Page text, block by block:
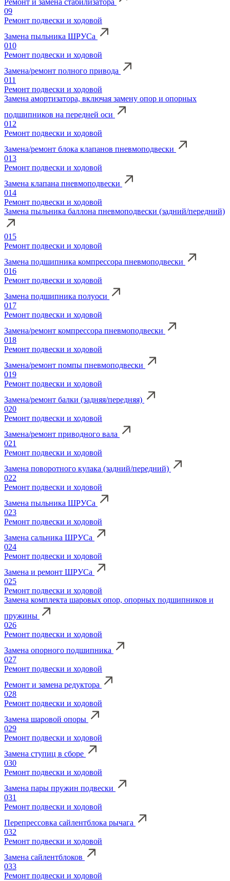
Ремонт и замена стабилизатора
09
Ремонт подвески и ходовой
Замена пыльника ШРУСа
010
Ремонт подвески и ходовой
Замена/ремонт полного привода
011
Ремонт подвески и ходовой
Замена амортизатора, включая замену опор и опорных
подшипников на передней оси
012
Ремонт подвески и ходовой
Замена/ремонт блока клапанов пневмоподвески
013
Ремонт подвески и ходовой
Замена клапана пневмоподвески
014
Ремонт подвески и ходовой
Замена пыльника баллона пневмоподвески (задний/передний)
015
Ремонт подвески и ходовой
Замена подшипника компрессора пневмоподвески
016
Ремонт подвески и ходовой
Замена подшипника полуоси
017
Ремонт подвески и ходовой
Замена/ремонт компрессора пневмоподвески
018
Ремонт подвески и ходовой
Замена/ремонт помпы пневмоподвески
019
Ремонт подвески и ходовой
Замена/ремонт балки (задняя/передняя)
020
Ремонт подвески и ходовой
Замена/ремонт приводного вала
021
Ремонт подвески и ходовой
Замена поворотного кулака (задний/передний)
022
Ремонт подвески и ходовой
Замена пыльника ШРУСа
023
Ремонт подвески и ходовой
Замена сальника ШРУСа
024
Ремонт подвески и ходовой
Замена и ремонт ШРУСа
025
Ремонт подвески и ходовой
Замена комплекта шаровых опор, опорных подшипников и
пружины
026
Ремонт подвески и ходовой
Замена опорного подшипника
027
Ремонт подвески и ходовой
Ремонт и замена редуктора
028
Ремонт подвески и ходовой
Замена шаровой опоры
029
Ремонт подвески и ходовой
Замена ступиц в сборе
030
Ремонт подвески и ходовой
Замена пары пружин подвески
031
Ремонт подвески и ходовой
Перепрессовка сайлентблока рычага
032
Ремонт подвески и ходовой
Замена сайлентблоков
033
Ремонт подвески и ходовой